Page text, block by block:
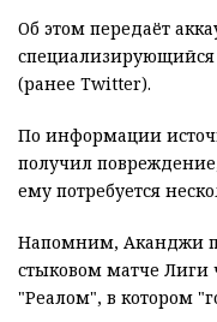
Об этом передаёт
специализирующийся
(ранее Twitter).
По информации
получил
ему потребуется
Напомним, Аканджи
стыковом матче
"Реалом", в котором